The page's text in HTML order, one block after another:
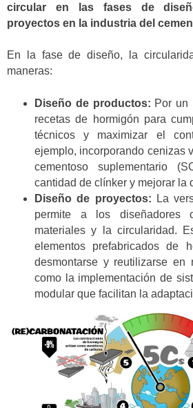
circular en las fases de
proyectos en la industria del
En la fase de diseño, la
maneras:
Diseño de productos: Por un
recetas de hormigón para
técnicos y maximizar el
ejemplo, incorporando cenizas
cementoso suplementario
cantidad de clínker y mejorar la
Diseño de proyectos: La
permite a los diseñadores
materiales y la circularidad.
elementos prefabricados de
desmontarse y reutilizarse en
como la implementación de
modular que facilitan la